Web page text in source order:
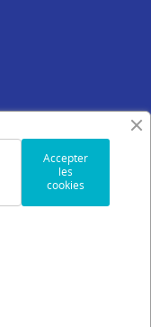
Accepter
les
cookies